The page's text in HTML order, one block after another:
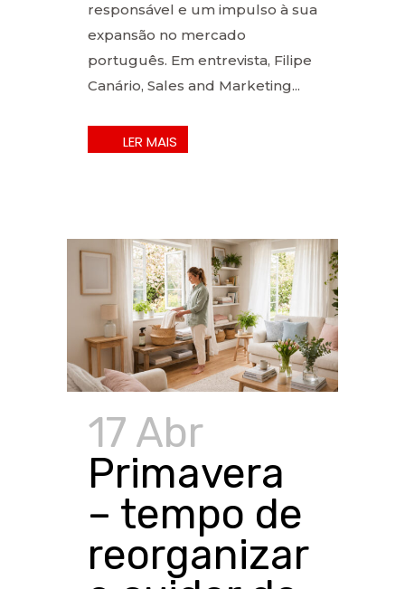
responsável e um impulso à sua
expansão no mercado
português. Em entrevista, Filipe
Canário, Sales and Marketing...
17 Abr
Primavera
– tempo de
reorganizar